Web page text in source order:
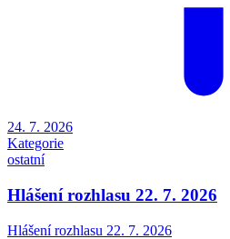
24. 7. 2026
Kategorie
ostatní
Hlášení rozhlasu 22. 7. 2026
Hlášení rozhlasu 22. 7. 2026